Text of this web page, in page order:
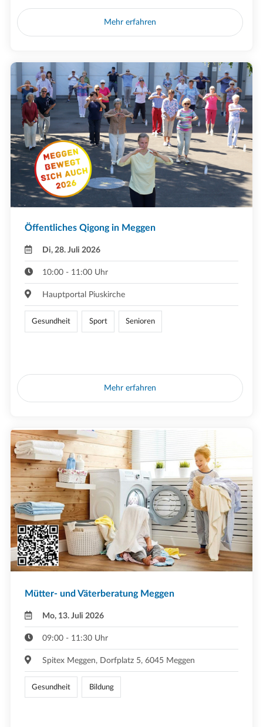
Mehr erfahren
Öffentliches Qigong in Meggen
Di, 28. Juli 2026
10:00 - 11:00 Uhr
Hauptportal Piuskirche
Gesundheit Sport Senioren
Mehr erfahren
Mütter- und Väterberatung Meggen
Mo, 13. Juli 2026
09:00 - 11:30 Uhr
Spitex Meggen, Dorfplatz 5, 6045 Meggen
Gesundheit Bildung